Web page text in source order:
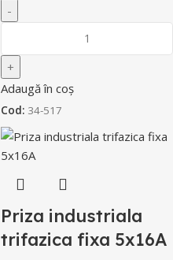
Adaugă în coș
Cod: 34-517
Priza industriala
trifazica fixa 5x16A